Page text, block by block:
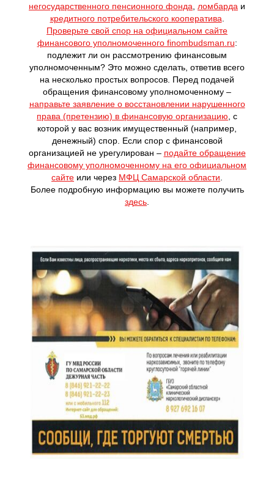
негосударственного пенсионного фонда
ломбарда и
кредитного потребительского кооператива
Проверьте свой спор на официальном сайте
финансового уполномоченного finombudsman.ru:
подлежит ли он рассмотрению финансовым
уполномоченным? Это можно сделать, ответив всего
на несколько простых вопросов. Перед подачей
обращения финансовому уполномоченному –
направьте заявление о восстановлении нарушенного
права (претензию) в финансовую организацию , с
которой у вас возник имущественный (например,
денежный) спор. Если спор с финансовой
организацией не урегулирован – подайте обращение
финансовому уполномоченному на его официальном
сайте или через МФЦ Самарской области
Более подробную информацию вы можете получить
здесь